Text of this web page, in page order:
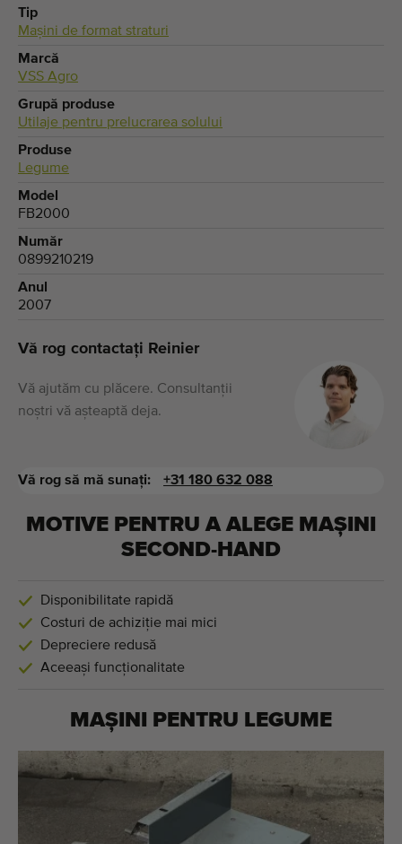
Tip
Maşini de format straturi
Marcă
VSS Agro
Grupă produse
Utilaje pentru prelucrarea solului
Produse
Legume
Model
FB2000
Număr
0899210219
Anul
2007
Vă rog contactați Reinier
Vă ajutăm cu plăcere. Consultanții
noștri vă așteaptă deja.
Vă rog să mă sunați: +31 180 632 088
MOTIVE PENTRU A ALEGE MAȘINI
SECOND-HAND
Disponibilitate rapidă
Costuri de achiziție mai mici
Depreciere redusă
Aceeași funcționalitate
MAȘINI PENTRU LEGUME